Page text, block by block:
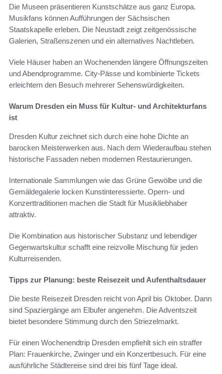
Die Museen präsentieren Kunstschätze aus ganz Europa.
Musikfans können Aufführungen der Sächsischen
Staatskapelle erleben. Die Neustadt zeigt zeitgenössische
Galerien, Straßenszenen und ein alternatives Nachtleben.
Viele Häuser haben an Wochenenden längere Öffnungszeiten
und Abendprogramme. City-Pässe und kombinierte Tickets
erleichtern den Besuch mehrerer Sehenswürdigkeiten.
Warum Dresden ein Muss für Kultur- und Architekturfans
ist
Dresden Kultur zeichnet sich durch eine hohe Dichte an
barocken Meisterwerken aus. Nach dem Wiederaufbau stehen
historische Fassaden neben modernen Restaurierungen.
Internationale Sammlungen wie das Grüne Gewölbe und die
Gemäldegalerie locken Kunstinteressierte. Opern- und
Konzerttraditionen machen die Stadt für Musikliebhaber
attraktiv.
Die Kombination aus historischer Substanz und lebendiger
Gegenwartskultur schafft eine reizvolle Mischung für jeden
Kulturreisenden.
Tipps zur Planung: beste Reisezeit und Aufenthaltsdauer
Die beste Reisezeit Dresden reicht von April bis Oktober. Dann
sind Spaziergänge am Elbufer angenehm. Die Adventszeit
bietet besondere Stimmung durch den Striezelmarkt.
Für einen Wochenendtrip Dresden empfiehlt sich ein straffer
Plan: Frauenkirche, Zwinger und ein Konzertbesuch. Für eine
ausführliche Städtereise sind drei bis fünf Tage ideal.